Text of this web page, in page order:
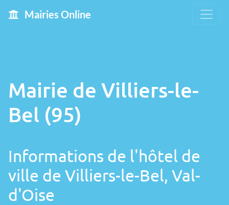
Mairies Online
Mairie de Villiers-le-
Bel (95)
Informations de l'hôtel de
ville de Villiers-le-Bel, Val-
d'Oise